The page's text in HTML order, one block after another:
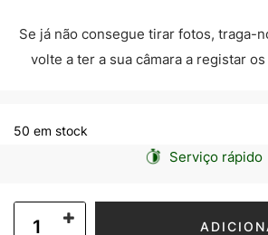
Se já não consegue tirar fotos, traga-
volte a ter a sua câmara a registar
50 em stock
Serviço rápido